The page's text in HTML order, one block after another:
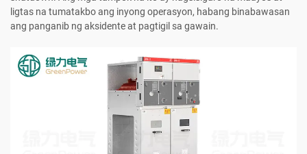
ligtas na tumatakbo ang inyong operasyon, habang binabawasan
ang panganib ng aksidente at pagtigil sa gawain.